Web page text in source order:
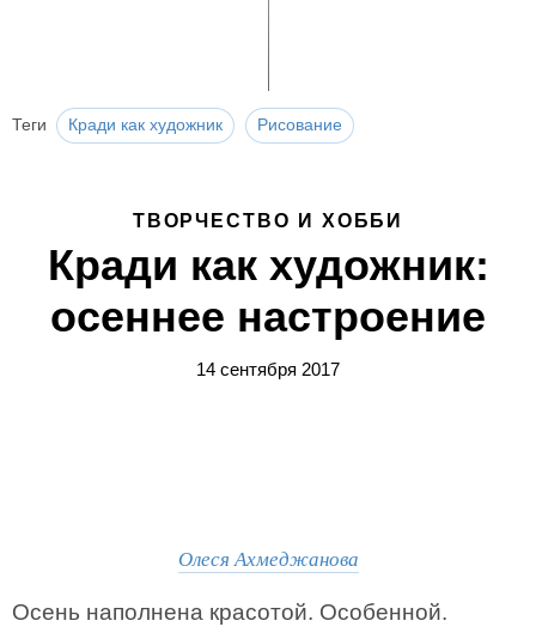
Теги Кради как художник Рисование
ТВОРЧЕСТВО И ХОББИ
Кради как художник:
осеннее настроение
14 сентября 2017
Олеся Ахмеджанова
Осень наполнена красотой. Особенной.